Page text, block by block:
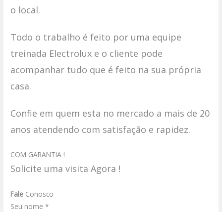
o local.
Todo o trabalho é feito por uma equipe
treinada Electrolux e o cliente pode
acompanhar tudo que é feito na sua própria
casa.
Confie em quem esta no mercado a mais de 20
anos atendendo com satisfação e rapidez.
COM GARANTIA !
Solicite uma visita Agora !
Fale Conosco
Seu nome *